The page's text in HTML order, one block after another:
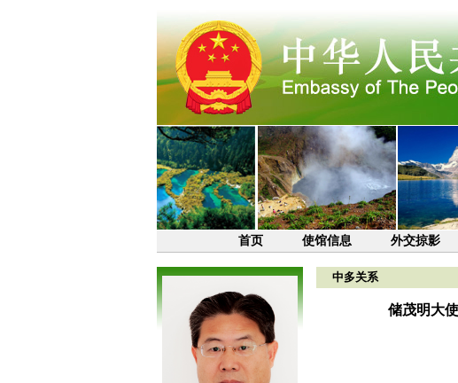
首页 使馆信息 外交掠影
中多关系
储茂明大